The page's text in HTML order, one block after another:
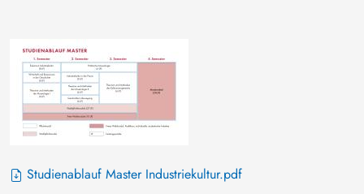
Studienablauf Master Industriekultur.pdf